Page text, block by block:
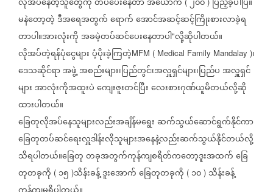
မနဲတော့တဲ့ဒီအရေအတွက်ရောက်အောင်အဆင့်ဆင့်ကြိုးစားလာခဲ့ရ
တာပါ။အားလုံးကိုအခမဲ့တပ်ဆင်ပေးနေတာပါ"လို့ဆိုပါတယ်။
လိုအပ်တဲ့ရန်ပုံငွေများပံ့ပိုးခဲ့ကြတဲ့MFM ( Medical Family Mandalay )၊
ဒေသဆိုင်ရာအဖွဲ့အစည်းများ၊ပြည်တွင်းအလှူရှင်များ၊ပြည်ပအလှူရှင်
များအာလုံးကိုအထူးပဲကျေးဇူးတင်ပြီးလေးစားဂုဏ်ယူမိတယ်လို့ဆို
ထားပါတယ်။
ခြေတုလိုအပ်နေသူများလည်းအချိန်မရွေးဆက်သွယ်ဆောင်ရွက်နိုင်ကာ
ခြေတုတပ်ဆင်ရေးလှူဒါန်းလိုသူများအနေနဲ့လည်းဆက်သွယ်နိုင်တယ်လို့
သိရပါတယ်။ခြေတုတခုအတွက်ကုန်ကျစရိတ်ကတော့ဒူးအထက်ခြေ
တုတခုကို ( ၁၅ )သိန်းခန့်ဒူးအောက်ခြေတုတခုကို ( ၁၀ ) သိန်းခန့်